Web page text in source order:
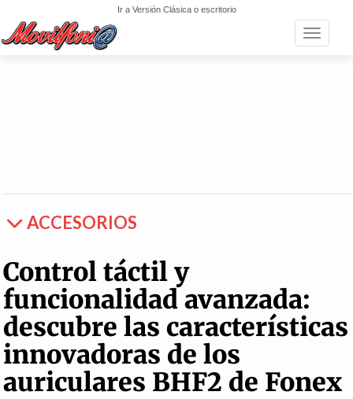
Ir a Versión Clásica o escritorio
Toggle
ACCESORIOS
Control táctil y
funcionalidad avanzada:
descubre las características
innovadoras de los
auriculares BHF2 de Fonex